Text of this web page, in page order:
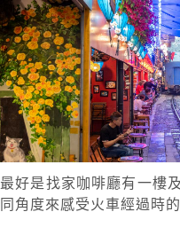
最好是找家咖啡廳有一樓
同角度來感受火車經過時